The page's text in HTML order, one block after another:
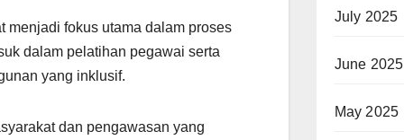
menjadi fokus utama dalam proses
dalam pelatihan pegawai serta
yang inklusif.
dan pengawasan yang
July 2025
June 2025
May 2025